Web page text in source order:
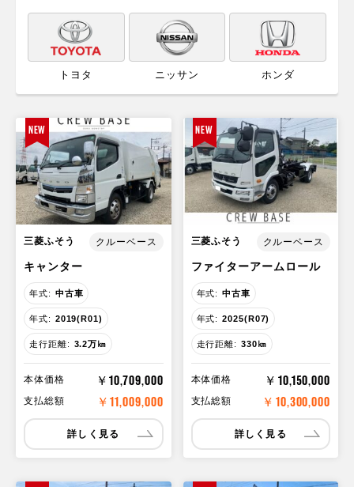
トヨタ ニッサン ホンダ
NEW
三菱ふそう クルーベース
キャンター
年式: 中古車
年式: 2019(R01)
走行距離: 3.2万㎞
本体価格 ￥10,709,000
支払総額 ￥11,009,000
詳しく見る
NEW
三菱ふそう クルーベース
ファイターアームロール
年式: 中古車
年式: 2025(R07)
走行距離: 330㎞
本体価格 ￥10,150,000
支払総額 ￥10,300,000
詳しく見る